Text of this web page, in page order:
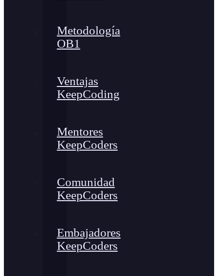
Metodología
OB1
Ventajas
KeepCoding
Mentores
KeepCoders
Comunidad
KeepCoders
Embajadores
KeepCoders